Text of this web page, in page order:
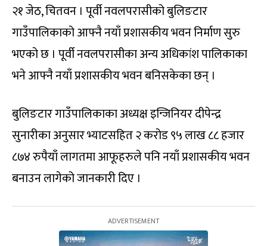
२१ जेठ, चितवन । पूर्वी नवलपरासीको बुलिङटार
गाउँपालिकाको आफ्नै नयाँ प्रशासकीय भवन निर्माण सुरु
भएको छ । पूर्वी नवलपरासीका अन्य अधिकांश पालिकाका
भने आफ्नै नयाँ प्रशासकीय भवन बनिसकेका छन् ।
बुलिङटार गाउँपालिकाका अध्यक्ष इन्जिनियर दीपेन्द्र
सुनारीका अनुसार भ्याटसहित २ करोड ९५ लाख ८८ हजार
८७४ रुपैयाँ लागतमा आफूहरुले पनि नयाँ प्रशासकीय भवन
बनाउन लागेको जानकारी दिए ।